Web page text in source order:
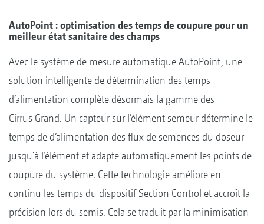
AutoPoint : optimisation des temps de coupure pour un
meilleur état sanitaire des champs
Avec le système de mesure automatique AutoPoint, une
solution intelligente de détermination des temps
d’alimentation complète désormais la gamme des
Cirrus Grand. Un capteur sur l’élément semeur détermine le
temps de d’alimentation des flux de semences du doseur
jusqu'à l’élément et adapte automatiquement les points de
coupure du système. Cette technologie améliore en
continu les temps du dispositif Section Control et accroît la
précision lors du semis. Cela se traduit par la minimisation